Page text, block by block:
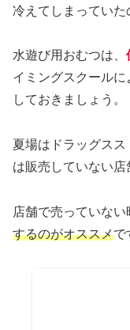
冷えてしまっていた
水遊び用おむつは、
イミングスクール
しておきましょう。
夏場はドラッグス
は販売していない店
店舗で売っていな
するのがオススメで